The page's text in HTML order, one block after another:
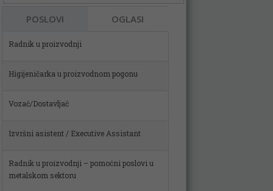
POSLOVI OGLASI
Radnik u proizvodnji
Higijeničarka u proizvodnom pogonu
Vozač/Dostavljač
Izvršni asistent / Executive Assistant
Radnik u proizvodnji – pomoćni poslovi u
Spremačica